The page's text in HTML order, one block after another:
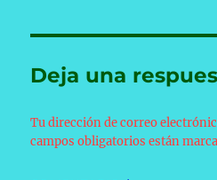
Deja una
Tu dirección de correo
campos obligatorios están